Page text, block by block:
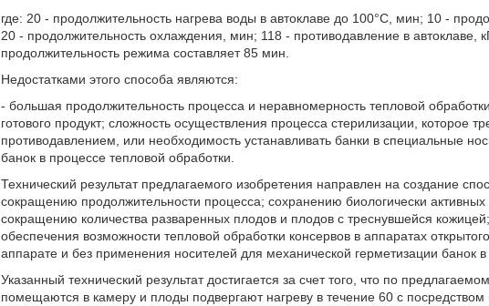
где: 20 - продолжительность нагрева воды в автоклаве до 100°C, мин; 10 -
20 - продолжительность охлаждения, мин; 118 - противодавление в
продолжительность режима составляет 85 мин.
Недостатками этого способа являются:
- большая продолжительность процесса и неравномерность тепловой
готового продукт; сложность осуществления процесса стерилизации, которое
противодавлением, или необходимость устанавливать банки в специальные
банок в процессе тепловой обработки.
Технический результат предлагаемого изобретения направлен на создание
сокращению продолжительности процесса; сохранению биологически
сокращению количества разваренных плодов и плодов с треснувшейся
обеспечения возможности тепловой обработки консервов в аппаратах
аппарате и без применения носителей для механической герметизации банок в
Указанный технический результат достигается за счет того, что по
помещаются в камеру и плоды подвергают нагреву в течение 60 с